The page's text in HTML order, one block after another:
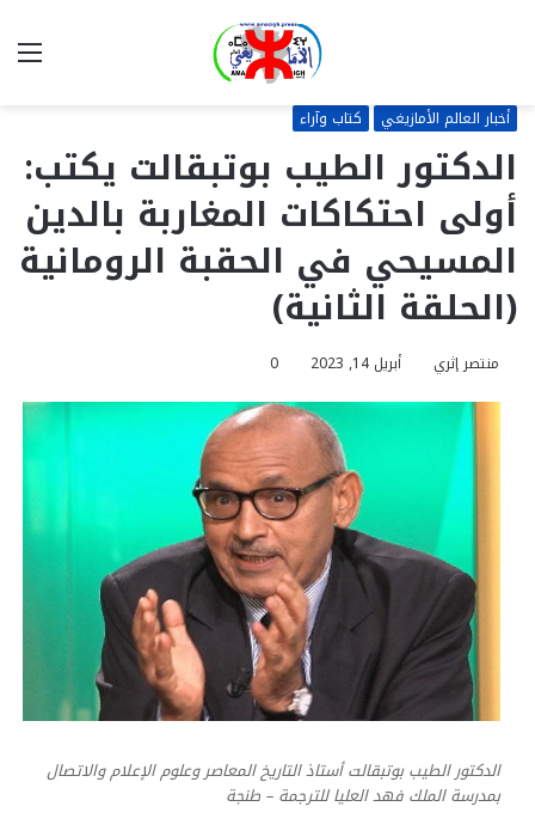
أخبار العالم الأمازيغي كتاب وآراء
الدكتور الطيب بوتبقالت يكتب:
أولى احتكاكات المغاربة بالدين
المسيحي في الحقبة الرومانية
(الحلقة الثانية)
منتصر إثري أبريل 14, 2023 0
الدكتور الطيب بوتبقالت أستاذ التاريخ المعاصر وعلوم الإعلام والاتصال
بمدرسة الملك فهد العليا للترجمة – طنجة